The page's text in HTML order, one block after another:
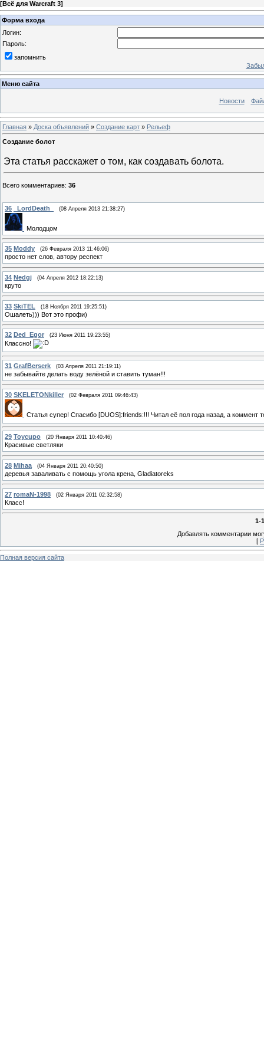
[Всё для Warcraft 3]
Форма входа
Логин:
Пароль:
запомнить
Меню сайта
Новости
Главная » Доска объявлений » Создание карт » Рельеф
Создание болот
Эта статья расскажет о том, как создавать болота.
Всего комментариев: 36
36 _LordDeath_ (08 Апреля 2013 21:38:27)
Молодцом
35 Moddy (26 Февраля 2013 11:46:06)
просто нет слов, автору респект
34 Nedgj (04 Апреля 2012 18:22:13)
круто
33 SkiTEL (18 Ноября 2011 19:25:51)
Ошалеть))) Вот это профи)
32 Ded_Egor (23 Июня 2011 19:23:55)
Классно!
31 GrafBerserk (03 Апреля 2011 21:19:11)
не забывайте делать воду зелёной и ставить туман!!!
30 SKELETONkiller (02 Февраля 2011 09:46:43)
Статья супер! Спасибо [DUОS]:friends:!!! Читал её пол года назад, а коммент
29 Toycupo (20 Января 2011 10:40:46)
Красивые светляки
28 Mihaa (04 Января 2011 20:40:50)
деревья заваливать с помощь угола крена, Gladiatoreks
27 romaN-1998 (02 Января 2011 02:32:58)
Класс!
1-
Добавлять комментарии
[
Полная версия сайта